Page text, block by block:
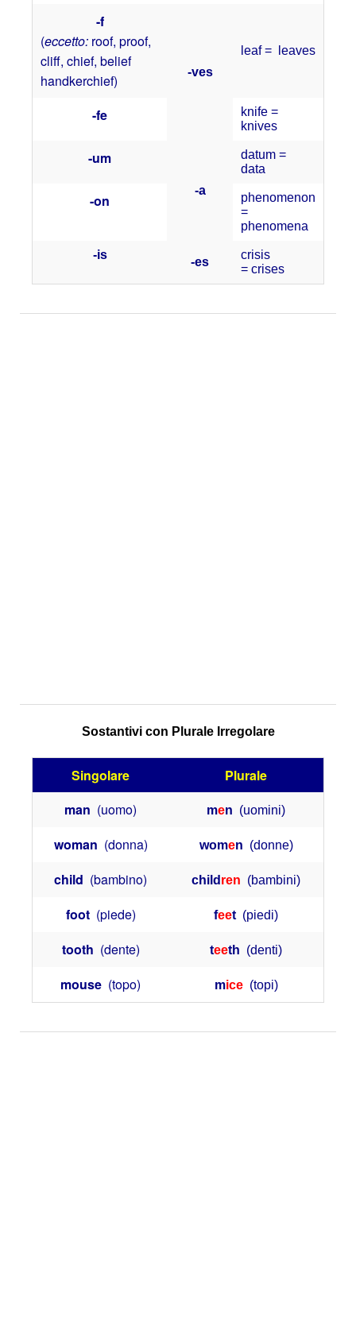
-f
(eccetto: roof, proof,
cliff, chief, belief
handkerchief)
-ves
leaf = leaves
-fe
knife =
knives
-um
-a
datum =
data
-on
phenomenon
=
phenomena
-is
-es
crisis
= crises
Sostantivi con Plurale Irregolare
Singolare
Plurale
man (uomo) men (uomini)
woman (donna) women (donne)
child (bambino) child ren (bambini)
foot (piede) feet (piedi)
tooth (dente) teeth (denti)
mouse (topo) mice (topi)